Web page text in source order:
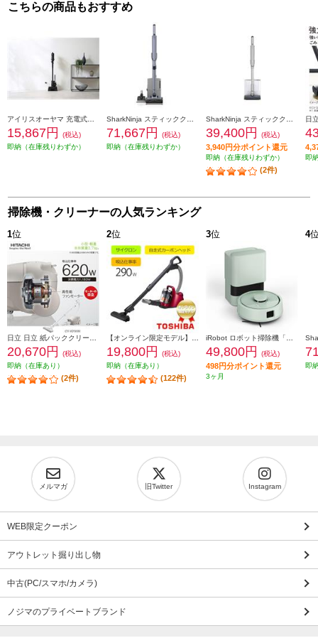
こちらの商品もおすすめ
15,867円
(税込)
即納（在庫残りわずか）
71,667円
(税込)
即納（在庫残りわずか）
39,400円 (税込)
3,940円分ポイント還元
即納（在庫残りわずか）
(2件)
即
掃除機・クリーナーの人気ランキング
1位
20,670円
(税込)
即納（在庫あり）
(2件)
2位
19,800円
(税込)
即納（在庫あり）
(122件)
3位
49,800円 (税込)
498円分ポイント還元
3ヶ月
4
即
メルマガ 旧Twitter Instagram
WEB限定クーポン
アウトレット掘り出し物
中古(PC/スマホ/カメラ)
ノジマのプライベートブランド